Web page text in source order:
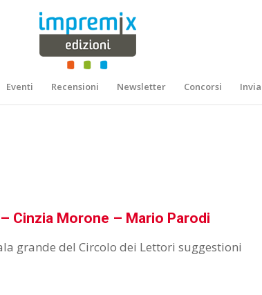
Eventi Recensioni Newsletter Concorsi
Cinzia Morone – Mario Parodi
grande del Circolo dei Lettori suggestioni